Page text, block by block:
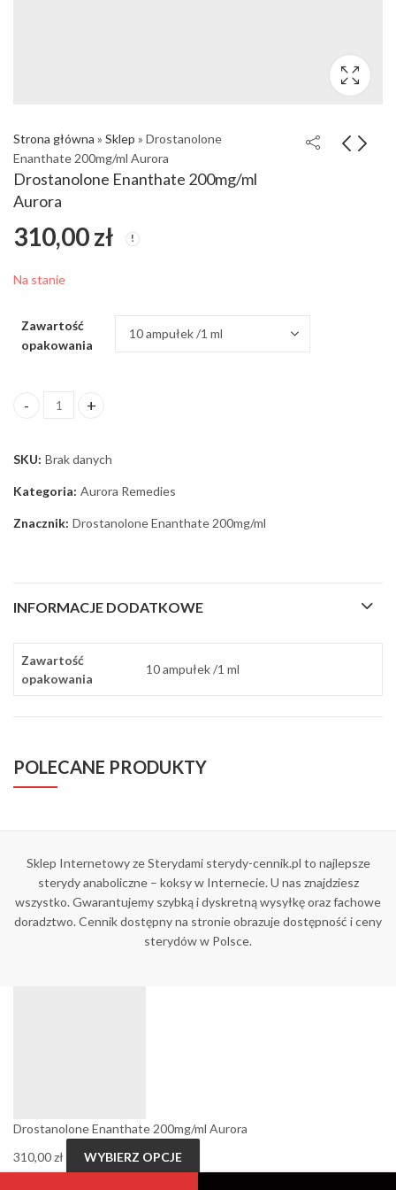
Strona główna » Sklep » Drostanolone
Enanthate 200mg/ml Aurora
Drostanolone Enanthate 200mg/ml
Aurora
310,00zł
Na stanie
Zawartość
opakowania
ilość Drostanolone Enanthate 200mg/ml Aurora
SKU: Brak danych
Kategoria: Aurora Remedies
Znacznik: Drostanolone Enanthate 200mg/ml
INFORMACJE DODATKOWE
Zawartość
opakowania
10 ampułek /1 ml
POLECANE PRODUKTY
Sklep Internetowy ze Sterydami sterydy-cennik.pl to najlepsze
sterydy anaboliczne – koksy w Internecie. U nas znajdziesz
wszystko. Gwarantujemy szybką i dyskretną wysyłkę oraz fachowe
doradztwo. Cennik dostępny na stronie obrazuje dostępność i ceny
sterydów w Polsce.
Drostanolone Enanthate 200mg/ml Aurora
310,00zł WYBIERZ OPCJE